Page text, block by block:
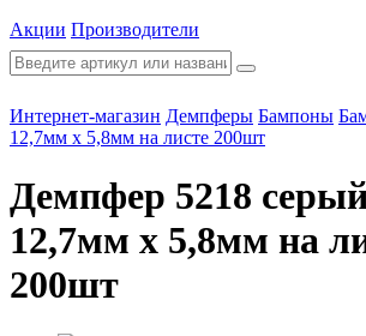
Акции Производители
Интернет-магазин Демпферы Бампоны
12,7мм х 5,8мм на листе 200шт
Демпфер 5218
12,7мм х 5,8мм на
200шт